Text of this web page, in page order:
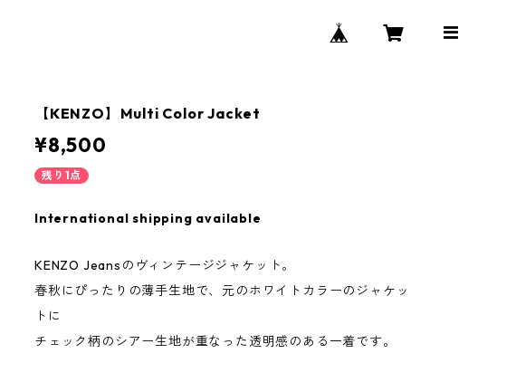
【KENZO】Multi Color Jacket
¥8,500
残り1点
International shipping available
KENZO Jeansのヴィンテージジャケット。
春秋にぴったりの薄手生地で、元のホワイトカラーのジャケッ
トに
チェック柄のシアー生地が重なった透明感のある一着です。